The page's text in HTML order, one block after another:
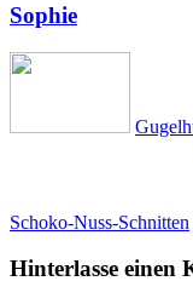
Sophie
Schoko-Nuss-Schnitten
Hinterlasse einen